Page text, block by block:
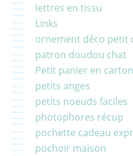
lettres en tissu
Links
ornement déco petit
patron doudou chat
Petit panier en carton
petits anges
petits noeuds faciles
photophores récup
pochette cadeau
pochoir maison